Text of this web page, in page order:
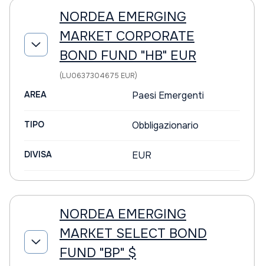
NORDEA EMERGING
MARKET CORPORATE
BOND FUND "HB" EUR
(LU0637304675 EUR)
AREA Paesi Emergenti
TIPO Obbligazionario
DIVISA EUR
NORDEA EMERGING
MARKET SELECT BOND
FUND "BP" $